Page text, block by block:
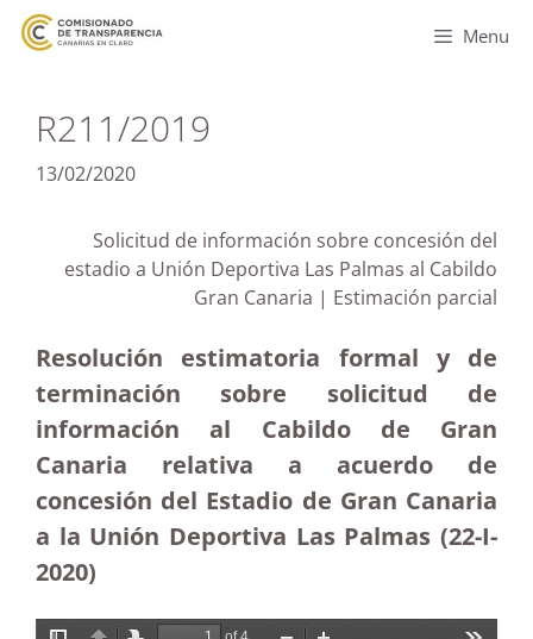
Menu
R211/2019
13/02/2020
Solicitud de información sobre concesión del
estadio a Unión Deportiva Las Palmas al Cabildo
Gran Canaria | Estimación parcial
Resolución estimatoria formal y de
terminación sobre solicitud de
información al Cabildo de Gran
Canaria relativa a acuerdo de
concesión del Estadio de Gran Canaria
a la Unión Deportiva Las Palmas (22-I-
2020)